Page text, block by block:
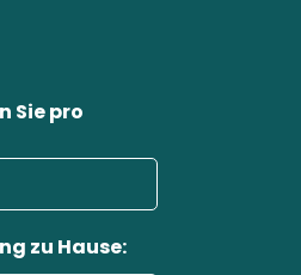
Sie pro
zu Hause: